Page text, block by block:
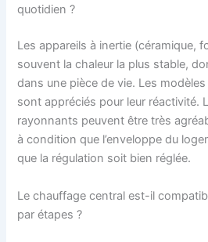
quotidien ?
Les appareils à inertie (céramique,
souvent la chaleur la plus stable,
dans une pièce de vie. Les
sont appréciés pour leur réactivité.
rayonnants peuvent être très
à condition que l’enveloppe du
que la régulation soit bien réglée.
Le chauffage central est-il
par étapes ?